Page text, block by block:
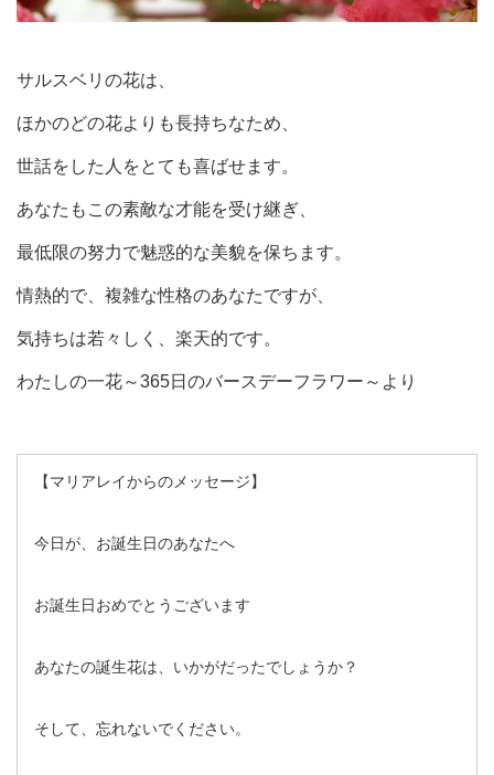
サルスベリの花は、
ほかのどの花よりも長持ちなため、
世話をした人をとても喜ばせます。
あなたもこの素敵な才能を受け継ぎ、
最低限の努力で魅惑的な美貌を保ちます。
情熱的で、複雑な性格のあなたですが、
気持ちは若々しく、楽天的です。
わたしの一花～365日のバースデーフラワー～より
【マリアレイからのメッセージ】
今日が、お誕生日のあなたへ
お誕生日おめでとうございます
あなたの誕生花は、いかがだったでしょうか？
そして、忘れないでください。